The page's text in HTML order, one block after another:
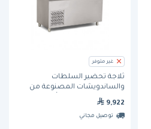
غير متوفر
ثلاجة تحضير السلطات
والساندويشات المصنوعة من
أوعية مع حاجز حماية و طاولة
للصواني (EMP.BSS.40) من إي
9,922
توصيل مجاني